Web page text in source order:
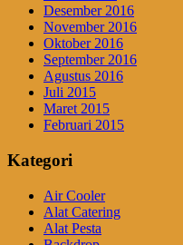
Desember 2016
November 2016
Oktober 2016
September 2016
Agustus 2016
Juli 2015
Maret 2015
Februari 2015
Kategori
Air Cooler
Alat Catering
Alat Pesta